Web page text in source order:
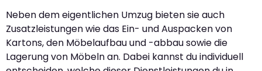
Neben dem eigentlichen Umzug bieten sie auch
Zusatzleistungen wie das Ein- und Auspacken von
Kartons, den Möbelaufbau und -abbau sowie die
Lagerung von Möbeln an. Dabei kannst du individuell